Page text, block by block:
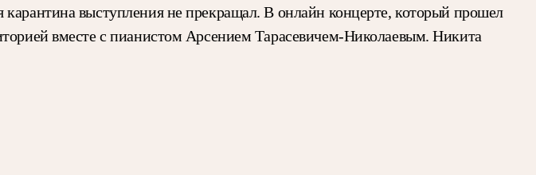
выступления не прекращал. В онлайн концерте, который прошел
вместе с пианистом Арсением Тарасевичем-Николаевым. Никита